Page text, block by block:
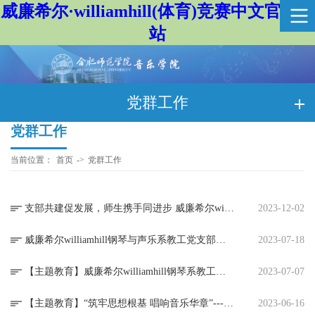
威廉希尔·williamhill(体育)竞赛中文官方网
站
党群工作
党群工作
当前位置： 首页 -> 党群工作
支部共建促发展，师生携手同进步 威廉希尔williamhill教工党支部与员工党支部联合开展“新思想，我来讲”主题党日活动 2023-12-02
威廉希尔williamhill钢琴与声乐系教工党支部荣获“全省四星级党支部”荣誉称号 2023-07-18
【主题教育】威廉希尔williamhill钢琴系教工党支部开展书记讲党课活动 2023-07-07
【主题教育】“筑牢思想根基 唱响音乐华章”---- 威廉希尔williamhill扎实开展学习贯彻习近平新时代中国特色社会主义思想主题教育 2023-06-16